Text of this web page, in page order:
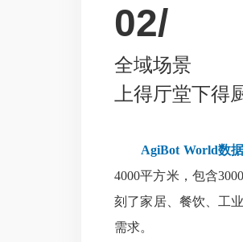
02/
全域场景
上得厅堂下得
AgiBot World数据
4000平方米，包含
刻了家居、餐饮、工
需求。